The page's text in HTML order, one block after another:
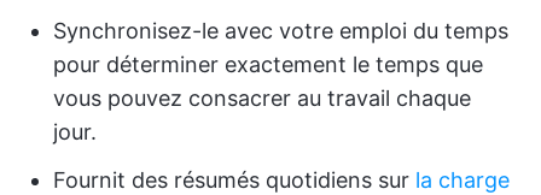
Synchronisez-le avec votre emploi du temps
pour déterminer exactement le temps que
vous pouvez consacrer au travail chaque
jour.
Fournit des résumés quotidiens sur la charge